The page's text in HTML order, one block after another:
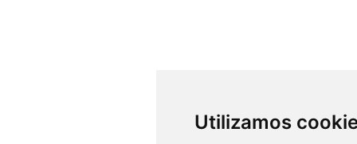
Utilizamos